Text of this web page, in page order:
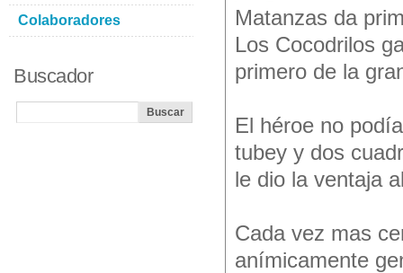
Matanzas da
Los Cocodrilos
primero de la
El héroe no
tubey y dos
le dio la ventaja
Cada vez mas
anímicamente
Colaboradores
Buscador